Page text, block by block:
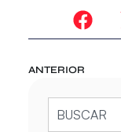
ANTERIOR